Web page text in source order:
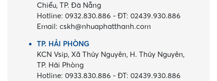
Chiểu, TP. Đà Nẵng
Hotline: 0932.830.886 -ĐT: 02439.930.886
Email:cskh@nhuaphatthanh.com
TP. HẢI PHÒNG
KCN Vsip, Xã Thủy Nguyên, H. Thủy Nguyên,
TP. Hải Phòng
Hotline: 0933.830.886 -ĐT: 02439.930.886